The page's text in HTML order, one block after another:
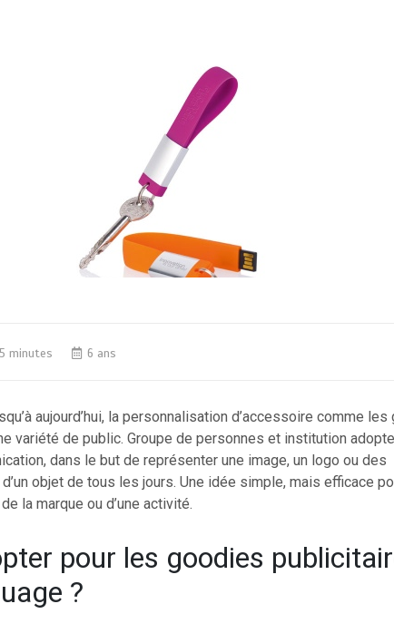
5 minutes 6 ans
aujourd’hui, la personnalisation d’accessoire comme
variété de public. Groupe de personnes et institution
dans le but de représenter une image, un logo ou des
objet de tous les jours. Une idée simple, mais efficace
la marque ou d’une activité.
pour les goodies
?